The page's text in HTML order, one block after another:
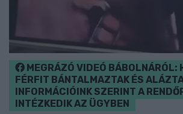
MEGRÁZÓ VIDEÓ BÁBOLNÁRÓL:
FÉRFIT BÁNTALMAZTAK ÉS
INFORMÁCIÓINK SZERINT A
INTÉZKEDIK AZ ÜGYBEN